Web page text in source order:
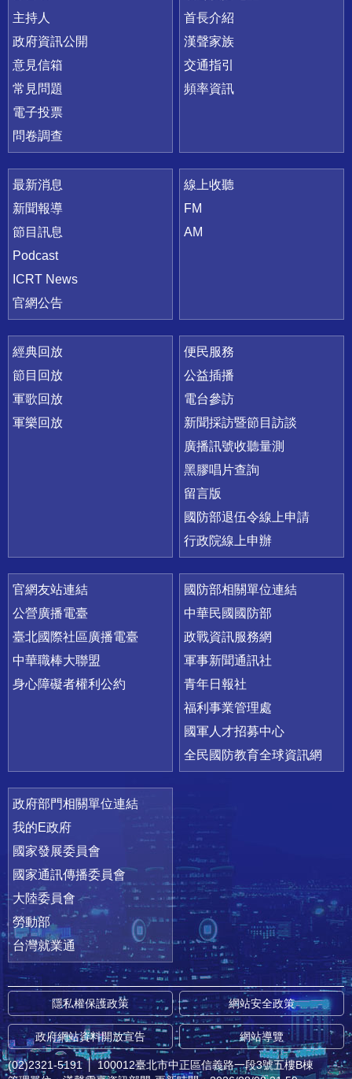
主持人
政府資訊公開
意見信箱
常見問題
電子投票
問卷調查
首長介紹
漢聲家族
交通指引
頻率資訊
最新消息
新聞報導
節目訊息
Podcast
ICRT News
官網公告
線上收聽
FM
AM
經典回放
節目回放
軍歌回放
軍樂回放
便民服務
公益插播
電台參訪
新聞採訪暨節目訪談
廣播訊號收聽量測
黑膠唱片查詢
留言版
國防部退伍令線上申請
行政院線上申辦
官網友站連結
公營廣播電臺
臺北國際社區廣播電臺
中華職棒大聯盟
身心障礙者權利公約
國防部相關單位連結
中華民國國防部
政戰資訊服務網
軍事新聞通訊社
青年日報社
福利事業管理處
國軍人才招募中心
全民國防教育全球資訊網
政府部門相關單位連結
我的E政府
國家發展委員會
國家通訊傳播委員會
大陸委員會
勞動部
台灣就業通
隱私權保護政策 網站安全政策
政府網站資料開放宣告 網站導覽
(02)2321-5191 │ 100012臺北市中正區信義路一段3號五樓B棟